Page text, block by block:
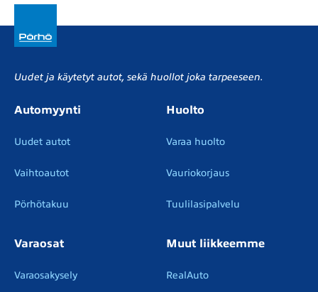
Uudet ja käytetyt autot, sekä huollot joka tarpeeseen.
Automyynti
Uudet autot
Vaihtoautot
Pörhötakuu
Huolto
Varaa huolto
Vauriokorjaus
Tuulilasipalvelu
Varaosat
Varaosakysely
Muut liikkeemme
RealAuto